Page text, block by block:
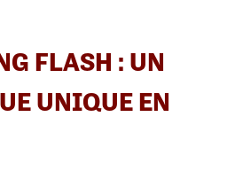
FLASH : UN
UNIQUE EN